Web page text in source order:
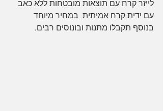
לייזר קרח עם תוצאות מובטחות ללא כאב
עם ידית קרח אמיתית  במחיר מיוחד
בנוסף תקבלו מתנות ובונוסים רבים.